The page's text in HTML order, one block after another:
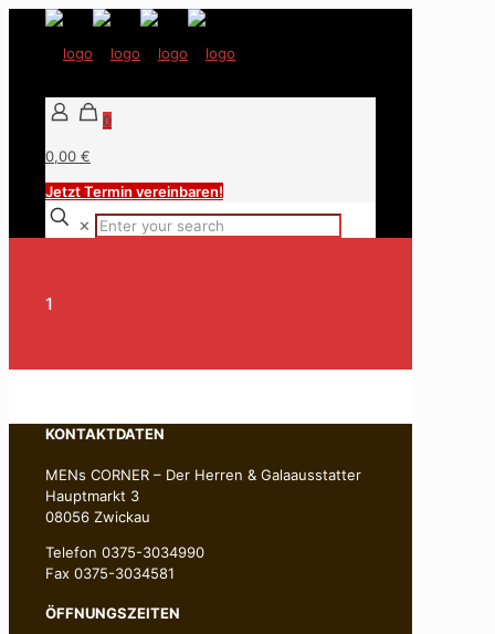
0
0,00 €
Jetzt Termin vereinbaren!
✕
1
KONTAKTDATEN
MENs CORNER – Der Herren & Galaausstatter
Hauptmarkt 3
08056 Zwickau
Telefon 0375-3034990
Fax 0375-3034581
ÖFFNUNGSZEITEN